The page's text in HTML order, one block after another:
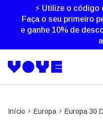
⚡ Utilize o código
Faça o seu primeiro
e ganhe 10% de
Início Europa Europa 30